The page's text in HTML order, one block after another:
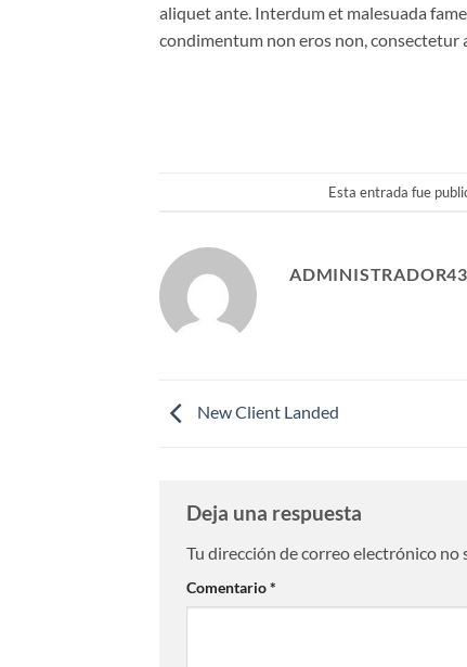
aliquet ante. Interdum et malesuada
condimentum non eros non,
Esta entrada fue
New Client Landed
Deja una respuesta
Tu dirección de correo electrónico no
Comentario*